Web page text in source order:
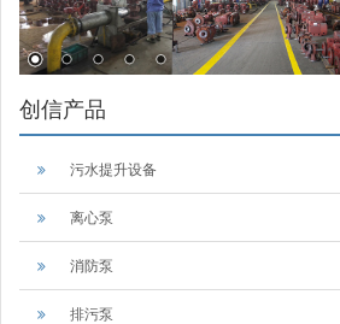
创信产品
污水提升设备
离心泵
消防泵
排污泵